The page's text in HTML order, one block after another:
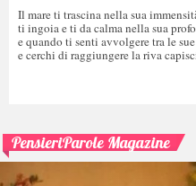
Il mare ti trascina nella sua
ti ingoia e ti da calma nella sua
e quando ti senti avvolgere tra le
e cerchi di raggiungere la riva
PensieriParole Magazine